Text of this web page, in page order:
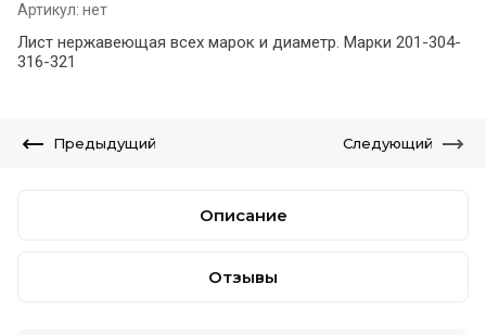
Артикул: нет
Лист нержавеющая всех марок и диаметр. Марки 201-304-
316-321
Предыдущий Следующий
Описание
Отзывы